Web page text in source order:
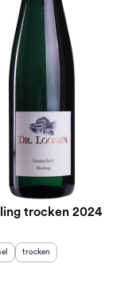
trocken 2024
:
Geschmack
trocken